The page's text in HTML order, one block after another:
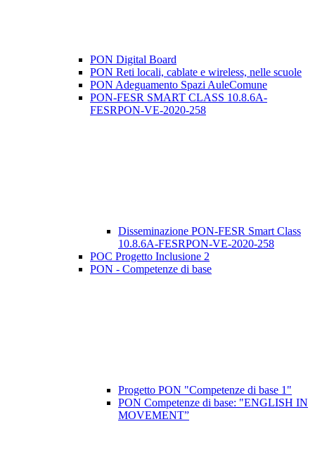
PON Digital Board
PON Reti locali, cablate e wireless, nelle scuole
PON Adeguamento Spazi AuleComune
PON-FESR SMART CLASS 10.8.6A-
FESRPON-VE-2020-258
Disseminazione PON-FESR Smart Class
10.8.6A-FESRPON-VE-2020-258
POC Progetto Inclusione 2
PON - Competenze di base
Progetto PON "Competenze di base 1"
PON Competenze di base: "ENGLISH IN
MOVEMENT”